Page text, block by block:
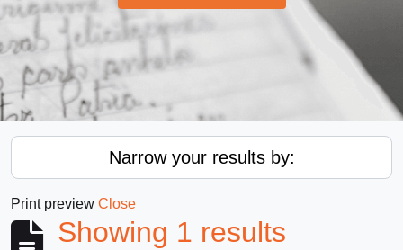
Narrow your results by:
Print preview Close
Showing 1 results